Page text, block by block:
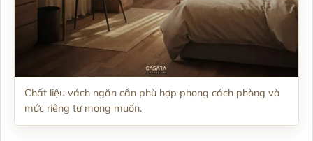
Chất liệu vách ngăn cần phù hợp phong cách phòng và
mức riêng tư mong muốn.